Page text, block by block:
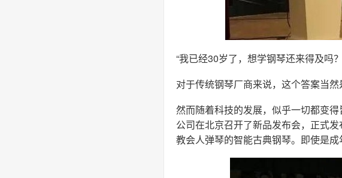
“我已经30岁了，想学钢琴还来得及吗
对于传统钢琴厂商来说，这个答案当然
然而随着科技的发展，似乎一切都变
公司在北京召开了新品发布会，正式
教会人弹琴的智能古典钢琴。即使是